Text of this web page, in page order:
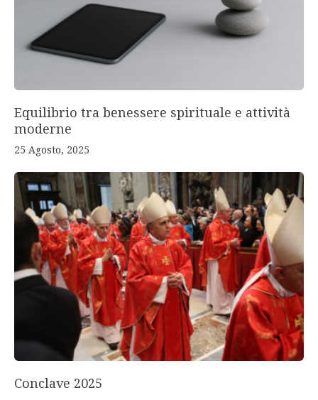
Equilibrio tra benessere spirituale e attività
moderne
25 Agosto, 2025
Conclave 2025